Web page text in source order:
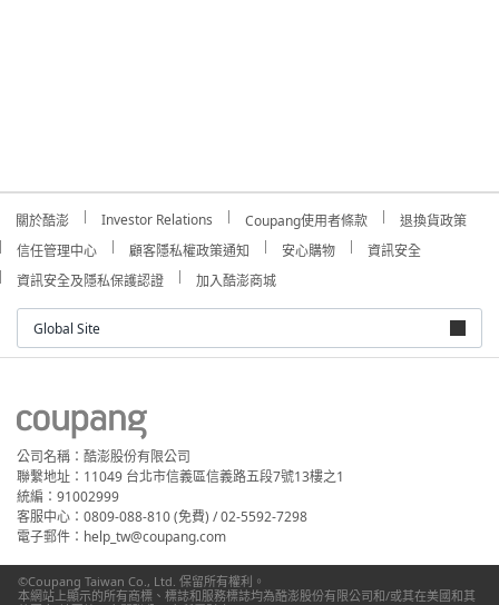
關於酷澎 Investor Relations Coupang使用者條款
退換貨政策
信任管理中心
顧客隱私權政策通知 安心購物
資訊安全
資訊安全及隱私保護認證
加入酷澎商城
Global Site
公司名稱：酷澎股份有限公司
聯繫地址：11049 台北市信義區信義路五段7號13樓之1
統編：91002999
客服中心：0809-088-810 (免費) / 02-5592-7298
電子郵件：help_tw@coupang.com
©Coupang Taiwan Co., Ltd. 保留所有權利。
本網站上顯示的所有商標、標誌和服務標誌均為酷澎股份有限公司和/或其在美國和其